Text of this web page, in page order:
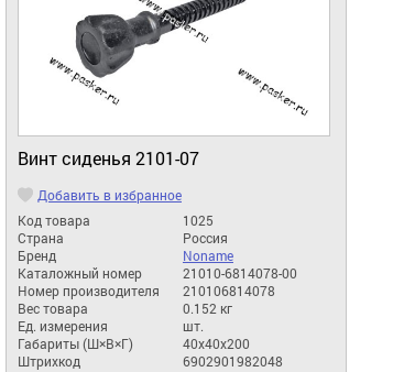
Винт сиденья 2101-07
Добавить в избранное
Код товара
1025
Страна
Россия
Бренд
Noname
Каталожный номер
21010-6814078-00
Номер производителя
210106814078
Вес товара
0.152 кг
Ед. измерения
шт.
Габариты (Ш×В×Г)
40x40x200
Штрихкод
6902901982048